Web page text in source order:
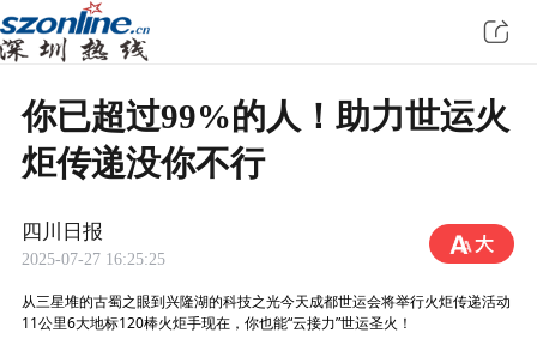
你已超过99%的人！助力世运火
炬传递没你不行
四川日报
2025-07-27 16:25:25
从三星堆的古蜀之眼到兴隆湖的科技之光今天成都世运会将举行火炬传递活动
11公里6大地标120棒火炬手现在，你也能“云接力”世运圣火！